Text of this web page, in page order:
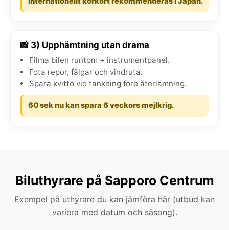
📸 3) Upphämtning utan drama
Filma bilen runtom + instrumentpanel.
Fota repor, fälgar och vindruta.
Spara kvitto vid tankning före återlämning.
60 sek nu kan spara 6 veckors mejlkrig.
Biluthyrare på Sapporo Centrum
Exempel på uthyrare du kan jämföra här (utbud kan
variera med datum och säsong).